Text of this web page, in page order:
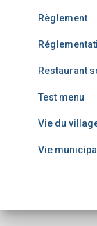
Règlement
Restaurant
Test menu
Vie du
Vie